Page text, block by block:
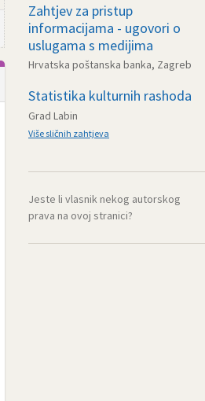
Zahtjev za pristup
informacijama - ugovori o
uslugama s medijima
Hrvatska poštanska banka, Zagreb
Statistika kulturnih rashoda
Grad Labin
Više sličnih zahtjeva
Jeste li vlasnik nekog autorskog
prava na ovoj stranici?